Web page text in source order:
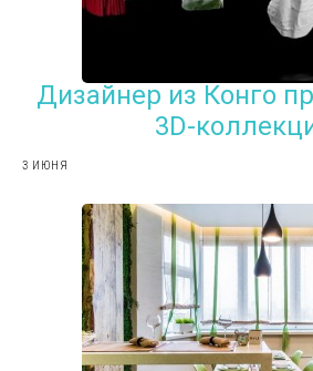
Дизайнер из Конго
3D-
3 ИЮНЯ